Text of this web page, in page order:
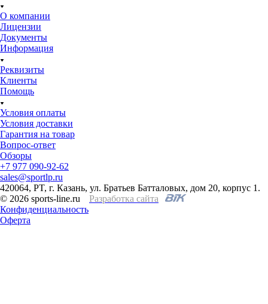
О компании
Лицензии
Документы
Информация
Реквизиты
Клиенты
Помощь
Условия оплаты
Условия доставки
Гарантия на товар
Вопрос-ответ
Обзоры
+7 977 090-92-62
sales@sportlp.ru
420064, PT, г. Казань, ул. Братьев Батталовых, дом 20, корпус 1.
© 2026 sports-line.ru
Разработка сайта
Конфиденциальность
Оферта